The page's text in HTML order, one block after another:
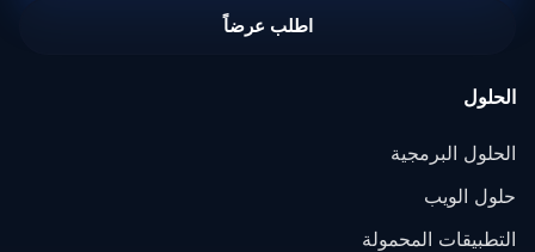
اطلب عرضاً
الحلول
الحلول البرمجية
حلول الويب
التطبيقات المحمولة